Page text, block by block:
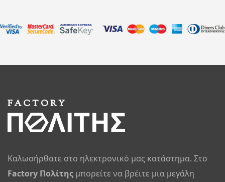
Καλωσήρθατε στο ηλεκτρονικό μας κατάστημα. Στο
Factory Πολίτης μπορείτε να βρέιτε μια μεγάλη